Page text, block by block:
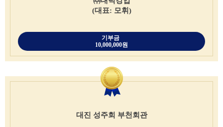
(대표: 모휘)
기부금
10,000,000원
대진 성주회 부천회관